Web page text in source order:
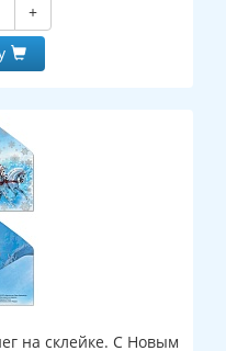
+
на склейке. С Новым